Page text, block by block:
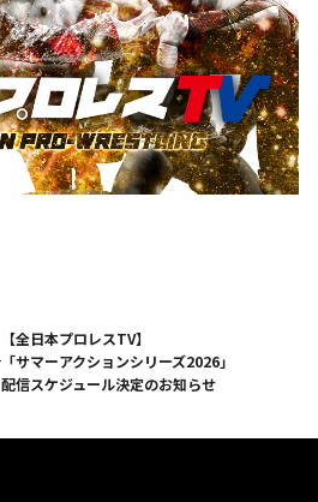
【全日本プロレスTV】
「サマーアクションシリーズ2026」
配信スケジュール決定のお知らせ